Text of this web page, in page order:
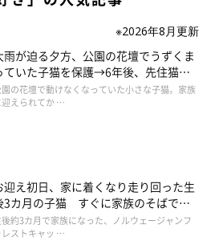
※2026年8月更新
雨が迫る夕方、公園の花壇でうずくま
ていた子猫を保護→6年後、先住猫
“姉妹”のような関係に
園の花壇で動けなくなっていた小さな子猫。家族
迎えられてか …
迎え初日、家に着くなり走り回った生
3カ月の子猫 すぐに家族のそばで落
着く姿に「迎えてよかった」
後約3カ月で家族になった、ノルウェージャンフ
レストキャッ …